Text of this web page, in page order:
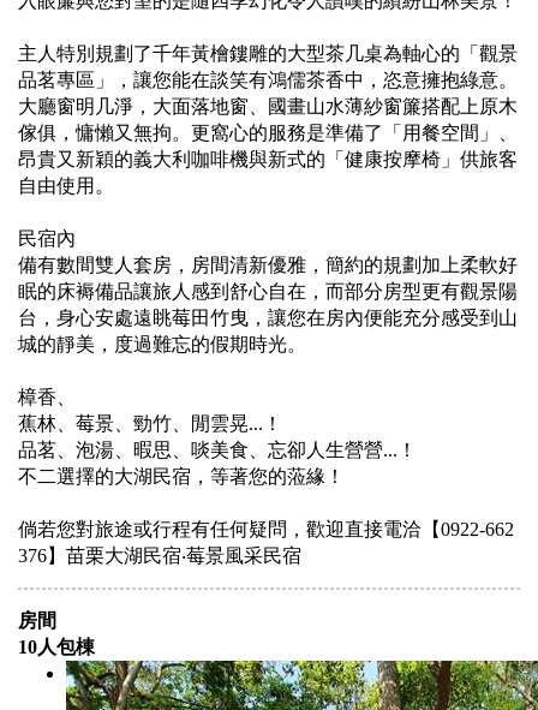
主人特別規劃了千年黃檜鏤雕的大型茶几桌為軸心的「觀景
品茗專區」，讓您能在談笑有鴻儒茶香中，恣意擁抱綠意。
大廳窗明几淨，大面落地窗、國畫山水薄紗窗簾搭配上原木
傢俱，慵懶又無拘。更窩心的服務是準備了「用餐空間」、
昂貴又新穎的義大利咖啡機與新式的「健康按摩椅」供旅客
自由使用。
民宿內
備有數間雙人套房，房間清新優雅，簡約的規劃加上柔軟好
眠的床褥備品讓旅人感到舒心自在，而部分房型更有觀景陽
台，身心安處遠眺莓田竹曳，讓您在房內便能充分感受到山
城的靜美，度過難忘的假期時光。
樟香、
蕉林、莓景、勁竹、閒雲晃...！
品茗、泡湯、暇思、啖美食、忘卻人生營營...！
不二選擇的大湖民宿，等著您的蒞緣！
倘若您對旅途或行程有任何疑問，歡迎直接電洽【0922-662
376】苗栗大湖民宿‧莓景風采民宿
房間
10人包棟